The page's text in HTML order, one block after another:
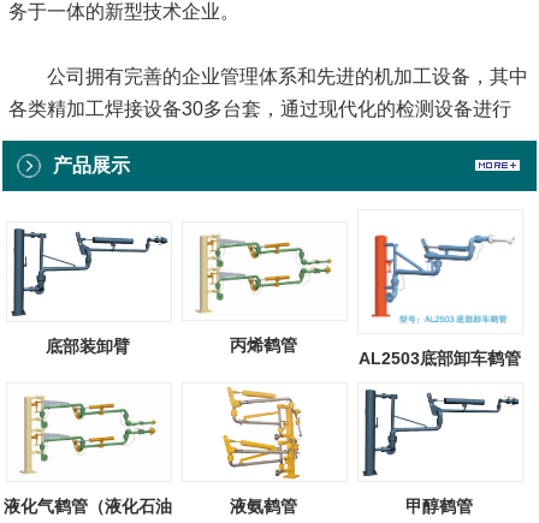
务于一体的新型技术企业。
公司拥有完善的企业管理体系和先进的机加工设备，其中
各类精加工焊接设备30多台套，通过现代化的检测设备进行
全程跟踪测试，确保每一台产品质量都优质可靠。做为一家科
技型技术企业，公司始终坚持自主研发和技术创新，并先后与
产品展示
底部装卸臂 丙烯鹤管
AL2503底部卸车鹤管
液化气鹤管（液化石油
液氨鹤管 甲醇鹤管